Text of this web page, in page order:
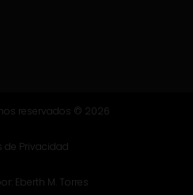
reservados © 2026
de Privacidad
Eberth M. Torres